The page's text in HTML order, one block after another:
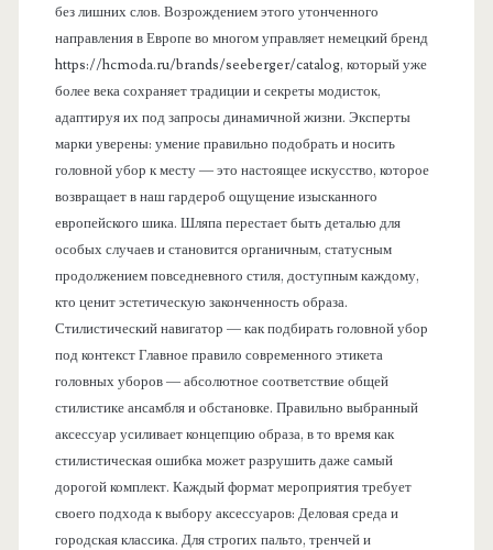
без лишних слов. Возрождением этого утонченного
направления в Европе во многом управляет немецкий бренд
https://hcmoda.ru/brands/seeberger/catalog, который уже
более века сохраняет традиции и секреты модисток,
адаптируя их под запросы динамичной жизни. Эксперты
марки уверены: умение правильно подобрать и носить
головной убор к месту — это настоящее искусство, которое
возвращает в наш гардероб ощущение изысканного
европейского шика. Шляпа перестает быть деталью для
особых случаев и становится органичным, статусным
продолжением повседневного стиля, доступным каждому,
кто ценит эстетическую законченность образа.
Стилистический навигатор — как подбирать головной убор
под контекст Главное правило современного этикета
головных уборов — абсолютное соответствие общей
стилистике ансамбля и обстановке. Правильно выбранный
аксессуар усиливает концепцию образа, в то время как
стилистическая ошибка может разрушить даже самый
дорогой комплект. Каждый формат мероприятия требует
своего подхода к выбору аксессуаров: Деловая среда и
городская классика. Для строгих пальто, тренчей и